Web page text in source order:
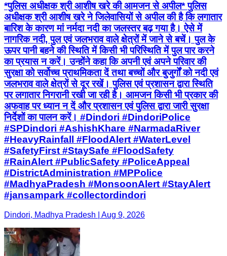
*पुलिस अधीक्षक श्री आशीष खरे की आमजन से अपील* पुलिस
अधीक्षक श्री आशीष खरे ने जिलेवासियों से अपील की है कि लगातार
बारिश के कारण मां नर्मदा नदी का जलस्तर बढ़ गया है। ऐसे में
नागरिक नदी, पुल एवं जलभराव वाले क्षेत्रों में जाने से बचें। पुल के
ऊपर पानी बहने की स्थिति में किसी भी परिस्थिति में पुल पार करने
का प्रयास न करें। उन्होंने कहा कि अपनी एवं अपने परिवार की
सुरक्षा को सर्वोच्च प्राथमिकता दें तथा बच्चों और बुजुर्गों को नदी एवं
जलभराव वाले क्षेत्रों से दूर रखें। पुलिस एवं प्रशासन द्वारा स्थिति
पर लगातार निगरानी रखी जा रही है। आमजन किसी भी प्रकार की
अफवाह पर ध्यान न दें और प्रशासन एवं पुलिस द्वारा जारी सुरक्षा
निर्देशों का पालन करें। #Dindori #DindoriPolice
#SPDindori #AshishKhare #NarmadaRiver
#HeavyRainfall #FloodAlert #WaterLevel
#SafetyFirst #StaySafe #FloodSafety
#RainAlert #PublicSafety #PoliceAppeal
#DistrictAdministration #MPPolice
#MadhyaPradesh #MonsoonAlert #StayAlert
#jansampark #collectordindori
Dindori, Madhya Pradesh | Aug 9, 2026